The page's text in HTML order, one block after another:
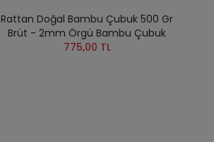
Rattan Doğal Bambu Çubuk 500 Gr
Brüt - 2mm Örgü Bambu Çubuk
775,00 TL